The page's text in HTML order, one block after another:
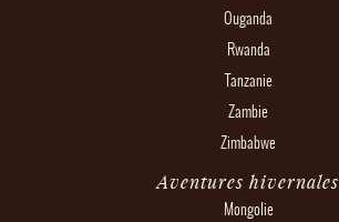
Ouganda
Rwanda
Tanzanie
Zambie
Zimbabwe
Aventures hivernales
Mongolie